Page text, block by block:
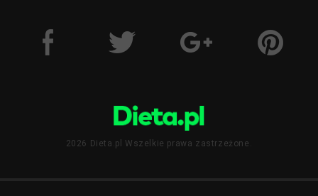
2026 Dieta.pl Wszelkie prawa zastrzeżone.